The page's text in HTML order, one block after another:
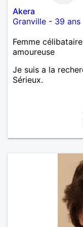
Akera
Granville - 39 ans
Femme
amoureuse
Je suis a la
Sérieux.